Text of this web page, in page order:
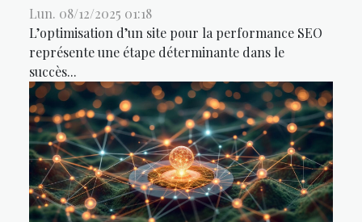
Lun. 08/12/2025 01:18
L’optimisation d’un site pour la performance SEO
représente une étape déterminante dans le
succès...